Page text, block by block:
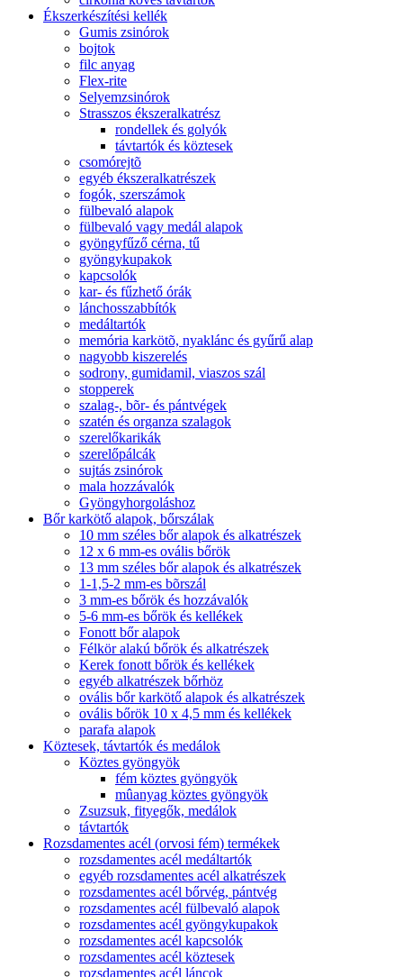
Ékszerkészítési kellék
Gumis zsinórok
bojtok
filc anyag
Flex-rite
Selyemzsinórok
Strasszos ékszeralkatrész
rondellek és golyók
távtartók és köztesek
csomórejtõ
egyéb ékszeralkatrészek
fogók, szerszámok
fülbevaló alapok
fülbevaló vagy medál alapok
gyöngyfűző cérna, tű
gyöngykupakok
kapcsolók
kar- és fűzhető órák
lánchosszabbítók
medáltartók
memória karkötõ, nyaklánc és gyűrű alap
nagyobb kiszerelés
sodrony, gumidamil, viaszos szál
stopperek
szalag-, bõr- és pántvégek
szatén és organza szalagok
szerelőkarikák
szerelőpálcák
sujtás zsinórok
mala hozzávalók
Gyöngyhorgoláshoz
Bőr karkötő alapok, bőrszálak
10 mm széles bőr alapok és alkatrészek
12 x 6 mm-es ovális bőrök
13 mm széles bőr alapok és alkatrészek
1-1,5-2 mm-es bõrszál
3 mm-es bőrök és hozzávalók
5-6 mm-es bőrök és kellékek
Fonott bőr alapok
Félkör alakú bőrök és alkatrészek
Kerek fonott bőrök és kellékek
egyéb alkatrészek bőrhöz
ovális bőr karkötő alapok és alkatrészek
ovális bőrök 10 x 4,5 mm és kellékek
parafa alapok
Köztesek, távtartók és medálok
Köztes gyöngyök
fém köztes gyöngyök
mûanyag köztes gyöngyök
Zsuzsuk, fityegők, medálok
távtartók
Rozsdamentes acél (orvosi fém) termékek
rozsdamentes acél medáltartók
egyéb rozsdamentes acél alkatrészek
rozsdamentes acél bőrvég, pántvég
rozsdamentes acél fülbevaló alapok
rozsdamentes acél gyöngykupakok
rozsdamentes acél kapcsolók
rozsdamentes acél köztesek
rozsdamentes acél láncok